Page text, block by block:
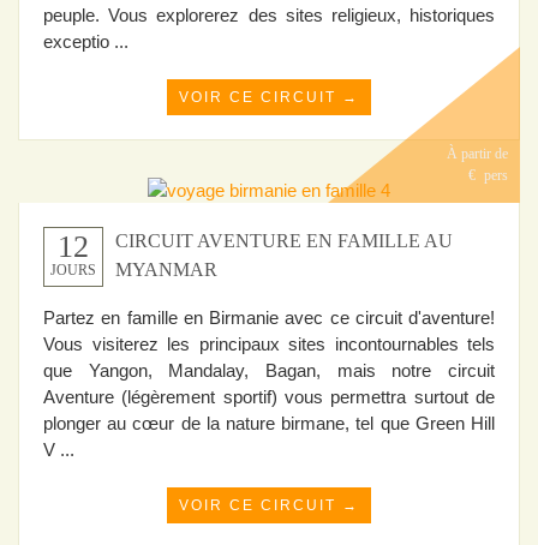
peuple. Vous explorerez des sites religieux, historiques
exceptio ...
VOIR CE CIRCUIT →
À partir de
€ pers
12
JOURS
CIRCUIT AVENTURE EN FAMILLE AU
MYANMAR
Partez en famille en Birmanie avec ce circuit d'aventure!
Vous visiterez les principaux sites incontournables tels
que Yangon, Mandalay, Bagan, mais notre circuit
Aventure (légèrement sportif) vous permettra surtout de
plonger au cœur de la nature birmane, tel que Green Hill
V ...
VOIR CE CIRCUIT →